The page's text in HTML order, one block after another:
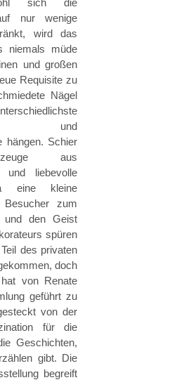
sich die
nur wenige
wird das
niemals müde
und großen
Requisite zu
Nägel
und
hängen. Schier
aus
und liebevolle
eine kleine
zum
und den Geist
spüren
des privaten
doch
von Renate
geführt zu
von der
für die
Geschichten,
gibt. Die
begreift